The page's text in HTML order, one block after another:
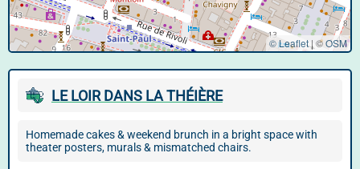
© Leaflet | ©OSM
LE LOIR DANS LA THÉIÈRE
Homemade cakes & weekend brunch in a bright space with
theater posters, murals & mismatched chairs.